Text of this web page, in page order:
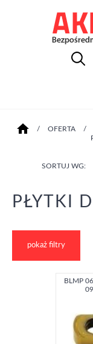
/ OFERTA /
SORTUJ WG:
PŁYTKI
pokaż filtry
BLMP